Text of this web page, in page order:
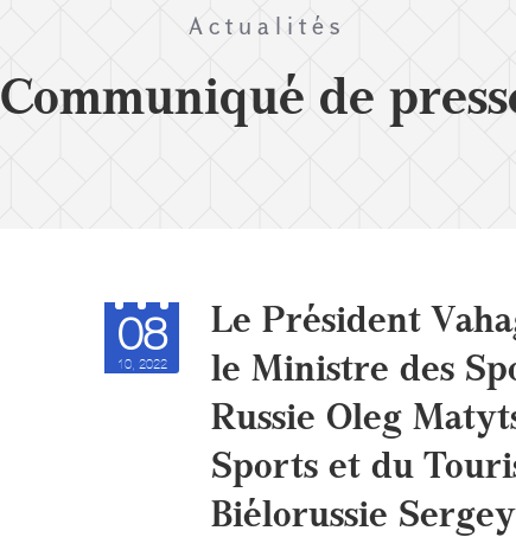
Actualités
Communiqué de
08
10, 2022
Le Président
le Ministre des
Russie Oleg
Sports et du
Biélorussie